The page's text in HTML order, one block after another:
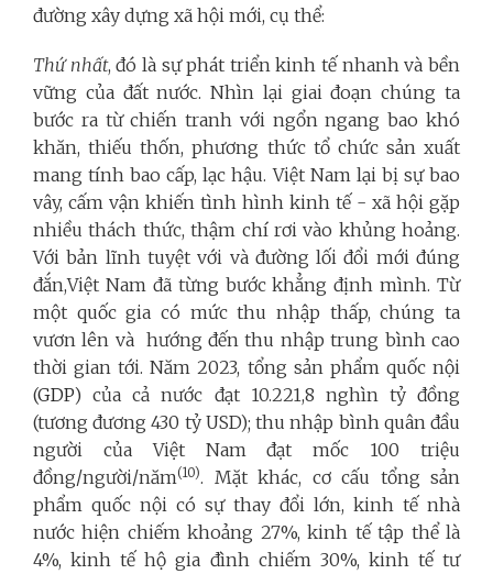
đường xây dựng xã hội mới, cụ thể:
Thứ nhất, đó là sự phát triển kinh tế nhanh và bền
vững của đất nước. Nhìn lại giai đoạn chúng ta
bước ra từ chiến tranh với ngổn ngang bao khó
khăn, thiếu thốn, phương thức tổ chức sản xuất
mang tính bao cấp, lạc hậu. Việt Nam lại bị sự bao
vây, cấm vận khiến tình hình kinh tế - xã hội gặp
nhiều thách thức, thậm chí rơi vào khủng hoảng.
Với bản lĩnh tuyệt với và đường lối đổi mới đúng
đắn,Việt Nam đã từng bước khẳng định mình. Từ
một quốc gia có mức thu nhập thấp, chúng ta
vươn lên và hướng đến thu nhập trung bình cao
thời gian tới. Năm 2023, tổng sản phẩm quốc nội
(GDP) của cả nước đạt 10.221,8 nghìn tỷ đồng
(tương đương 430 tỷ USD); thu nhập bình quân đầu
người của Việt Nam đạt mốc 100 triệu
đồng/người/năm(10). Mặt khác, cơ cấu tổng sản
phẩm quốc nội có sự thay đổi lớn, kinh tế nhà
nước hiện chiếm khoảng 27%, kinh tế tập thể là
4%, kinh tế hộ gia đình chiếm 30%, kinh tế tư